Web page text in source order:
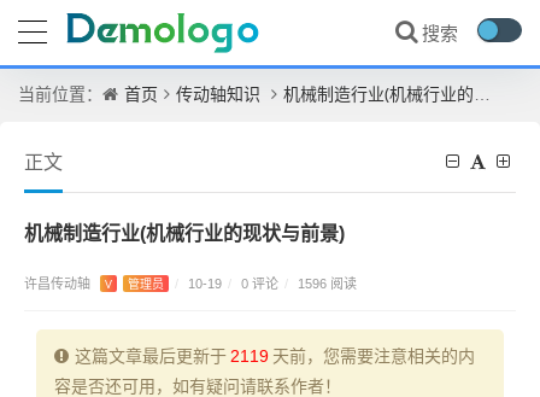
当前位置： 首页 传动轴知识 机械制造行业(机械行业的现状与前景)
正文
机械制造行业(机械行业的现状与前景)
许昌传动轴 V 管理员 / 10-19 / 0 评论 / 1596 阅读
这篇文章最后更新于 2119 天前，您需要注意相关的内
容是否还可用，如有疑问请联系作者！